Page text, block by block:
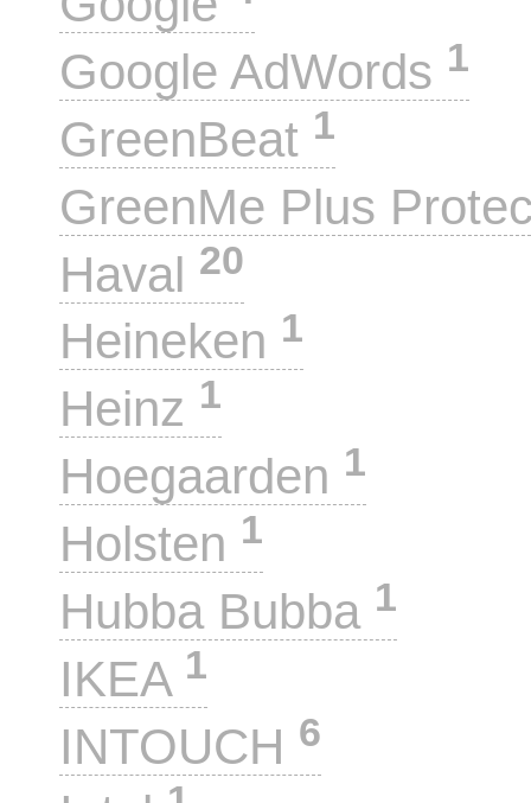
Google AdWords 1
GreenBeat 1
GreenMe Plus
Haval 20
Heineken 1
Heinz 1
Hoegaarden 1
Holsten 1
Hubba Bubba 1
IKEA 1
INTOUCH 6